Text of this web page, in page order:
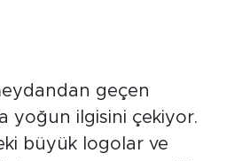
geçen
yoğun ilgisini çekiyor.
büyük logolar ve